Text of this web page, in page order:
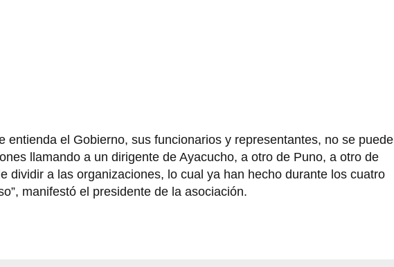
entienda el Gobierno, sus funcionarios y representantes, no se puede
llamando a un dirigente de Ayacucho, a otro de Puno, a otro de
dividir a las organizaciones, lo cual ya han hecho durante los cuatro
manifestó el presidente de la asociación.